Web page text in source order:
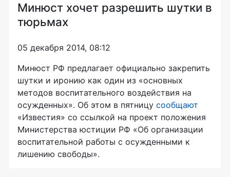
Минюст хочет разрешить шутки в
тюрьмах
05 декабря 2014, 08:12
Минюст РФ предлагает официально закрепить
шутки и иронию как один из «основных
методов воспитательного воздействия на
осужденных». Об этом в пятницу сообщают
«Известия» со ссылкой на проект положения
Министерства юстиции РФ «Об организации
воспитательной работы с осужденными к
лишению свободы».